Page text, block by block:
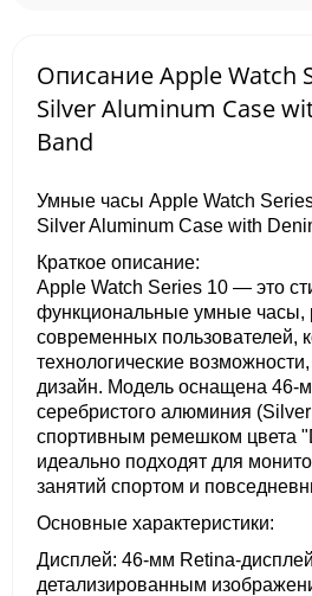
Описание Apple Watch
Silver Aluminum Case
Band
Умные часы Apple Watch
Silver Aluminum Case with
Краткое описание:
Apple Watch Series 10 — это
функциональные умные часы,
современных пользователей,
технологические
дизайн. Модель оснащена 46-
серебристого алюминия
спортивным ремешком цвета
идеально подходят для
занятий спортом и
Основные характеристики:
Дисплей: 46-мм Retina-
детализированным